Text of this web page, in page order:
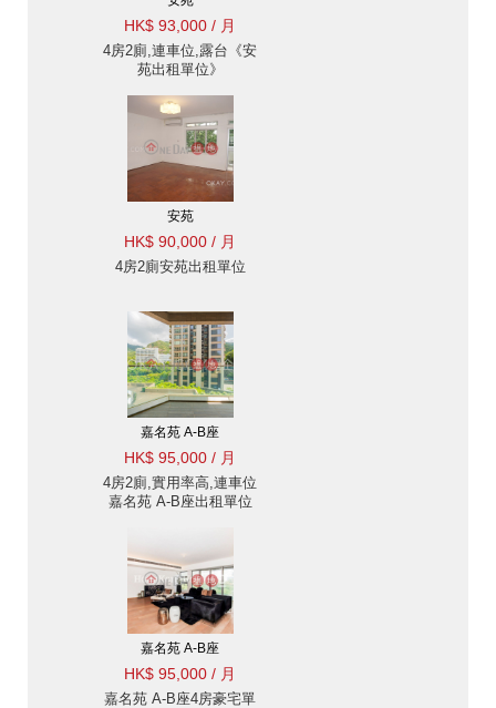
HK$ 93,000 / 月
4房2廁,連車位,露台《安
苑出租單位》
安苑
HK$ 90,000 / 月
4房2廁安苑出租單位
嘉名苑 A-B座
HK$ 95,000 / 月
4房2廁,實用率高,連車位
嘉名苑 A-B座出租單位
嘉名苑 A-B座
HK$ 95,000 / 月
嘉名苑 A-B座4房豪宅單